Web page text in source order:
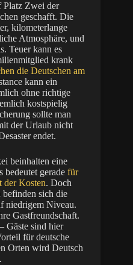
Platz Zwei der
geschafft. Die
kilometerlange
Atmosphäre, und
Teuer kann es
krank
die Deutschen am
kann ein
ohne richtige
kostspielig
sollte man
der Urlaub nicht
endet.
beinhalten eine
gerade für
der Kosten. Doch
befinden sich die
niedrigem Niveau.
Gastfreundschaft.
Gäste sind hier
für deutsche
Orten wird Deutsch